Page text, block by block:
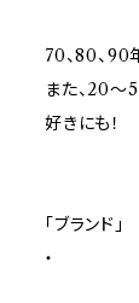
70、80、
また、20～
好きにも！
「ブランド」
・